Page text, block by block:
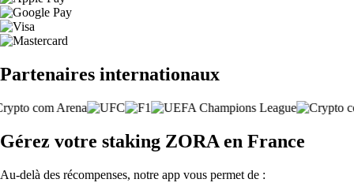
Partenaires internationaux
Gérez votre staking ZORA en France
Au-delà des récompenses, notre app vous permet de :